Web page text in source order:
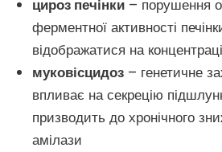
цироз печінки – порушення
ферментної активності
відображатися на
муковісцидоз – генетичне
впливає на секрецію
призводить до хронічного
амілази